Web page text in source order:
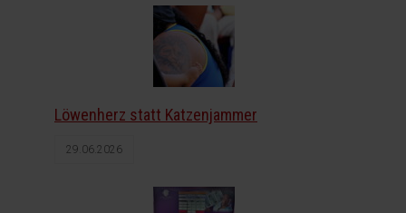
Löwenherz statt Katzenjammer
29.06.2026